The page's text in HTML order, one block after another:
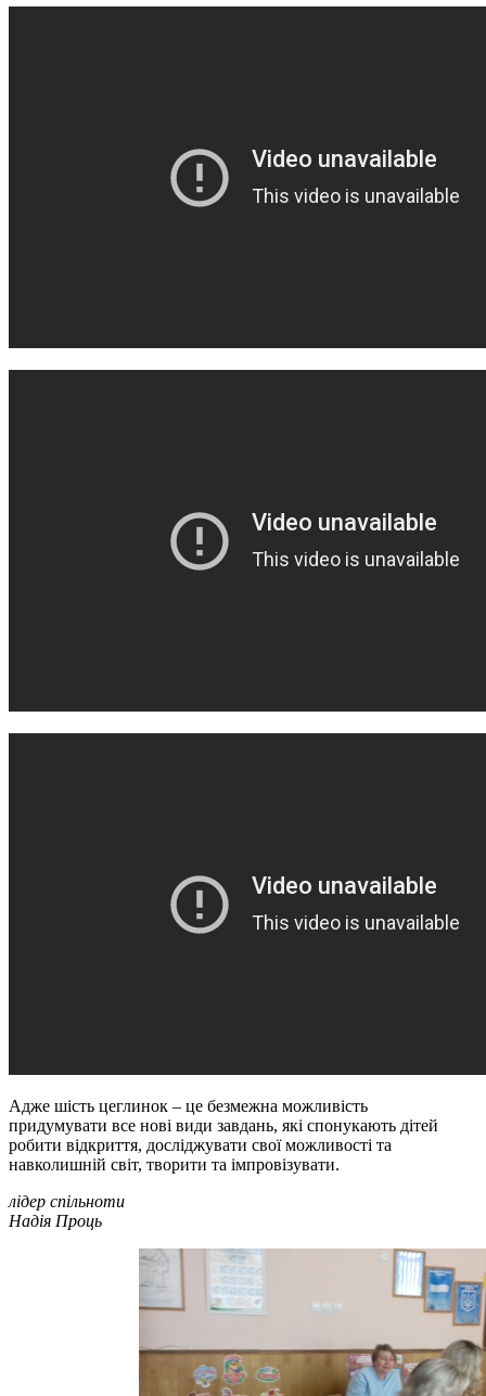
Адже шість цеглинок – це безмежна можливість
придумувати все нові види завдань, які спонукають дітей
робити відкриття, досліджувати свої можливості та
навколишній світ, творити та імпровізувати.
лідер спільноти
Надія Проць